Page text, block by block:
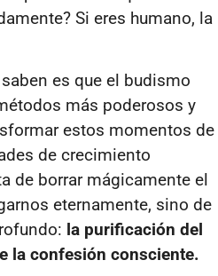
Si eres humano, la
es que el budismo
más poderosos y
estos momentos de
de crecimiento
de borrar mágicamente el
eternamente, sino de
la purificación del
la confesión consciente.